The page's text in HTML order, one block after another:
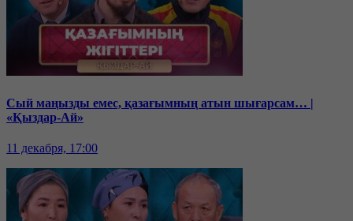
Сый маңызды емес, қазағымның атын шығарсам… |
«Қыздар-Ай»
11 декабря, 17:00